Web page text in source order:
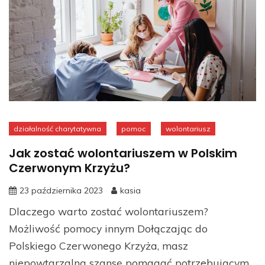
działalność charytatywna pomoc wolontariusz
Jak zostać wolontariuszem w Polskim
Czerwonym Krzyżu?
23 października 2023 kasia
Dlaczego warto zostać wolontariuszem?
Możliwość pomocy innym Dołączając do
Polskiego Czerwonego Krzyża, masz